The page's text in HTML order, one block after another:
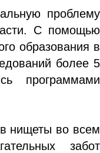
проблему
С помощью
образования в
более 5
программами
нищеты во всем
забот